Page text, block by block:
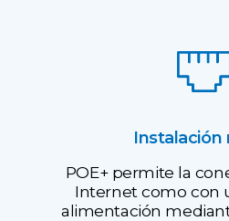
Instalación
POE+ permite la
Internet como con
alimentación